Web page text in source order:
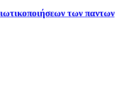
των παντων